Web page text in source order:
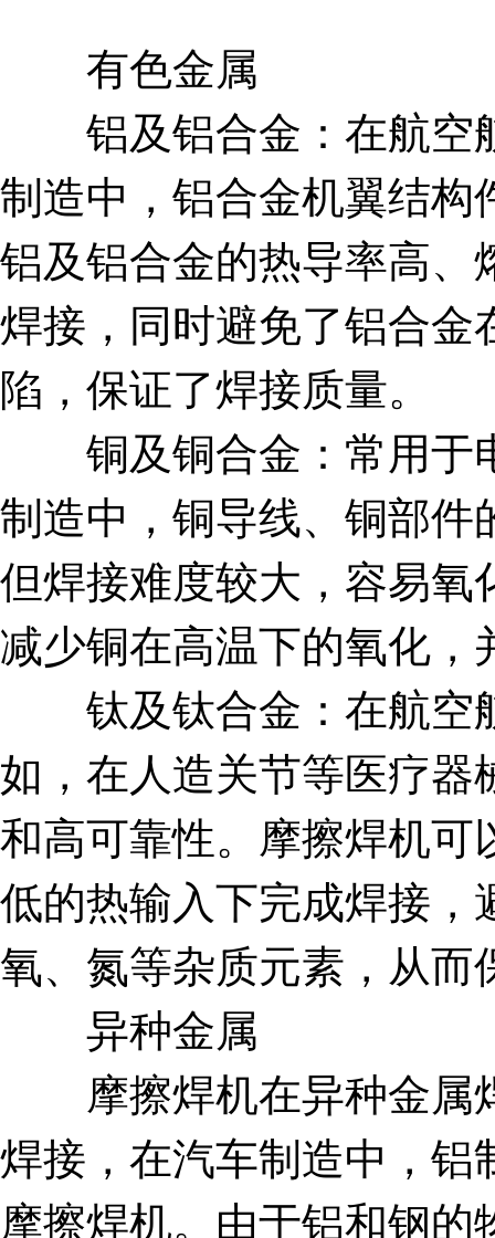
有色金属
铝及铝合金：在航空
制造中，铝合金机翼结构
铝及铝合金的热导率高、
焊接，同时避免了铝合金
陷，保证了焊接质量。
铜及铜合金：常用于
制造中，铜导线、铜部件
但焊接难度较大，容易氧
减少铜在高温下的氧化，
钛及钛合金：在航空
如，在人造关节等医疗器
和高可靠性。摩擦焊机可
低的热输入下完成焊接，
氧、氮等杂质元素，从而
异种金属
摩擦焊机在异种金属
焊接，在汽车制造中，铝
摩擦焊机。由于铝和钢